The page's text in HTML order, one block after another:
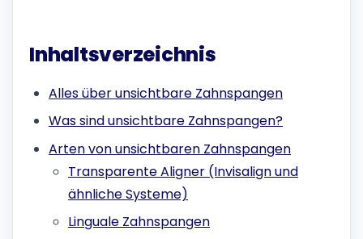
Inhaltsverzeichnis
Alles über unsichtbare Zahnspangen
Was sind unsichtbare Zahnspangen?
Arten von unsichtbaren Zahnspangen
Transparente Aligner (Invisalign und
ähnliche Systeme)
Linguale Zahnspangen